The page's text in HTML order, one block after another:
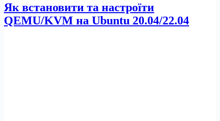
ядра
Як встановити та настроїти
QEMU/KVM на Ubuntu 20.04/22.04